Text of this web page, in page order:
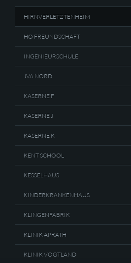
HIRNVERLETZTENHEIM
HO FREUNDSCHAFT
INGENIEURSCHULE
JVA NORD
KASERNE F
KASERNE J
KASERNE K
KENT SCHOOL
KESSELHAUS
KINDERKRANKENHAUS
KLINGENFABRIK
KLINIK APRATH
KLINIK VOGTLAND